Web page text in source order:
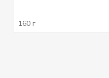
160 г